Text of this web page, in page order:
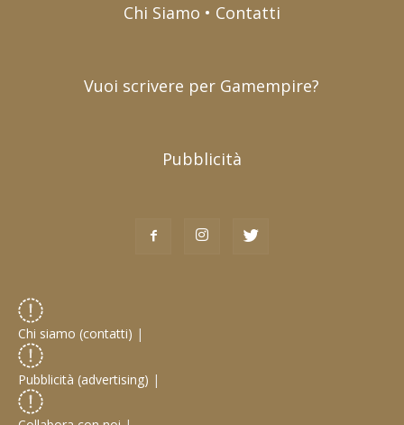
Chi Siamo • Contatti
Vuoi scrivere per Gamempire?
Pubblicità
Chi siamo (contatti) |
Pubblicità (advertising) |